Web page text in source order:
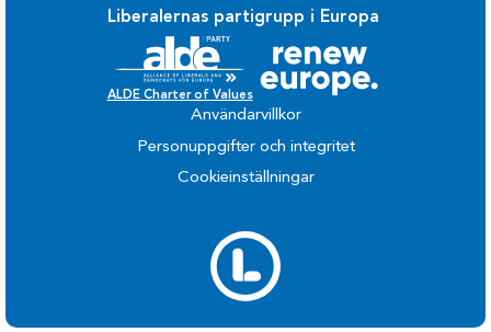
Liberalernas partigrupp i Europa
ALDE Charter of Values
Användarvillkor
Personuppgifter och integritet
Cookieinställningar